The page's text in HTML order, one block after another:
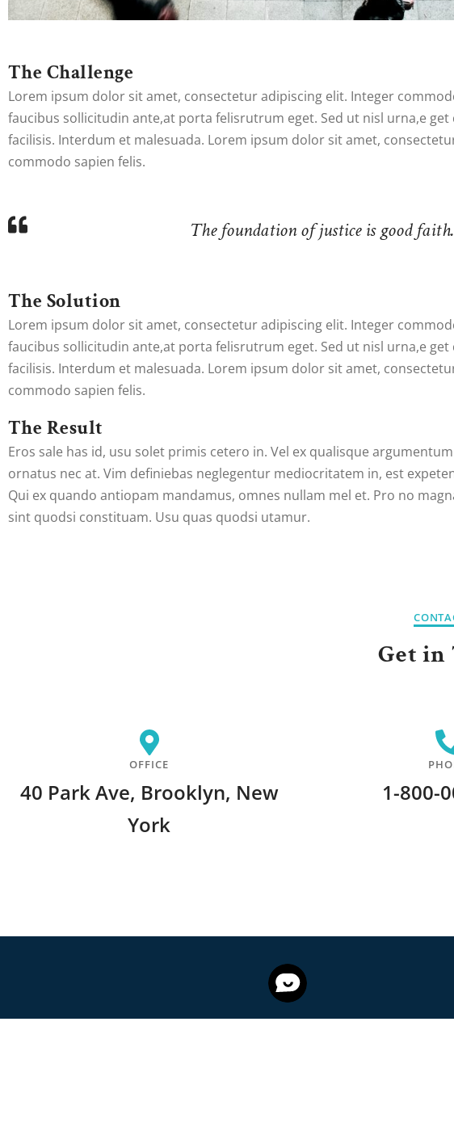
The Challenge
Lorem ipsum dolor sit amet, consectetur adipiscing elit. Integer
faucibus sollicitudin ante,at porta felisrutrum eget. Sed ut nisl urna,e
facilisis. Interdum et malesuada. Lorem ipsum dolor sit amet,
commodo sapien felis.
The foundation of justice is good faith.
The Solution
Lorem ipsum dolor sit amet, consectetur adipiscing elit. Integer
faucibus sollicitudin ante,at porta felisrutrum eget. Sed ut nisl urna,e
facilisis. Interdum et malesuada. Lorem ipsum dolor sit amet,
commodo sapien felis.
The Result
Eros sale has id, usu solet primis cetero in. Vel ex qualisque
ornatus nec at. Vim definiebas neglegentur mediocritatem in, est
Qui ex quando antiopam mandamus, omnes nullam mel et. Pro no
sint quodsi constituam. Usu quas quodsi utamur.
Get in
OFFICE
40 Park Ave, Brooklyn, New
York
1-800-